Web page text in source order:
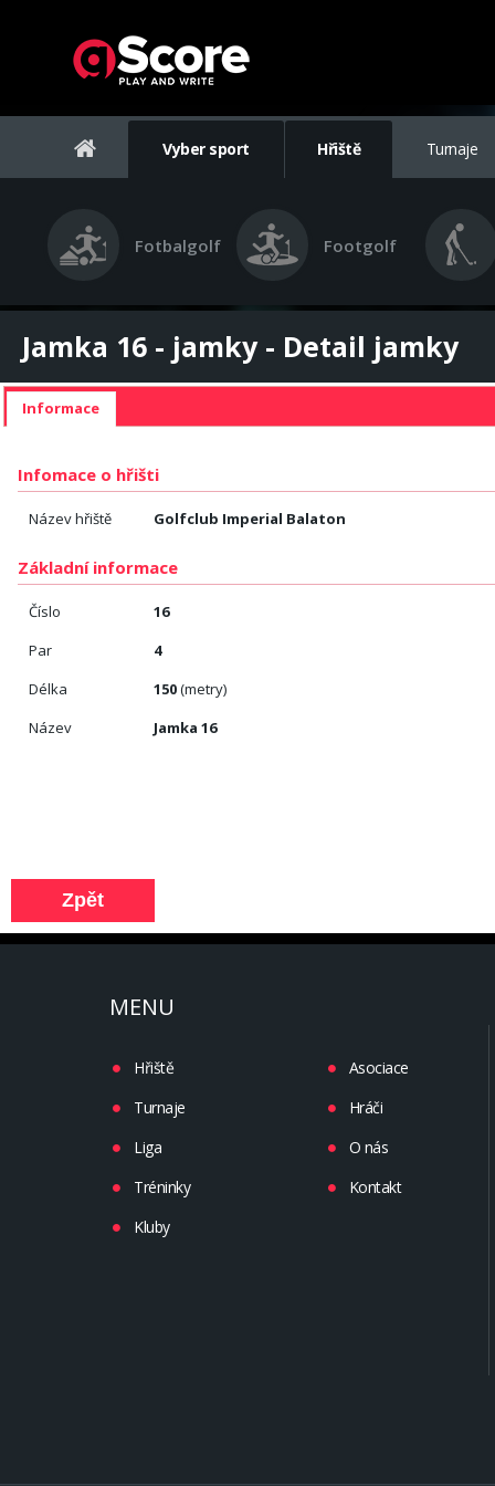
Vyber sport Hřiště Turnaje
Fotbalgolf Footgolf
Jamka 16 - jamky - Detail jamky
Informace
Infomace o hřišti
Název hřiště Golfclub Imperial Balaton
Základní informace
Číslo
16
Par
4
Délka
150(metry)
Název
Jamka 16
MENU
Hřiště
Turnaje
Liga
Tréninky
Kluby
Asociace
Hráči
O nás
Kontakt